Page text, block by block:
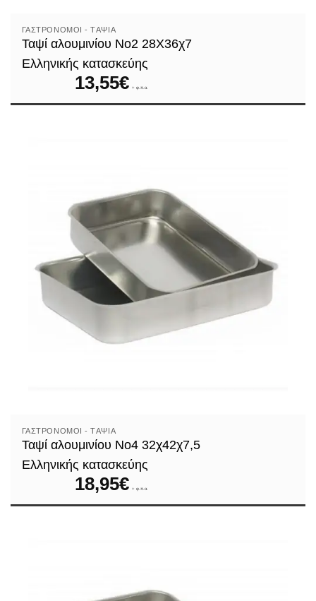
ΓΑΣΤΡΟΝΌΜΟΙ - TΑΨΙΆ
Ταψί αλουμινίου Νο2 28Χ36χ7
Ελληνικής κατασκεύης
13,55€ + φ.π.α.
ΓΑΣΤΡΟΝΌΜΟΙ - TΑΨΙΆ
Ταψί αλουμινίου Νο4 32χ42χ7,5
Ελληνικής κατασκεύης
18,95€ + φ.π.α.